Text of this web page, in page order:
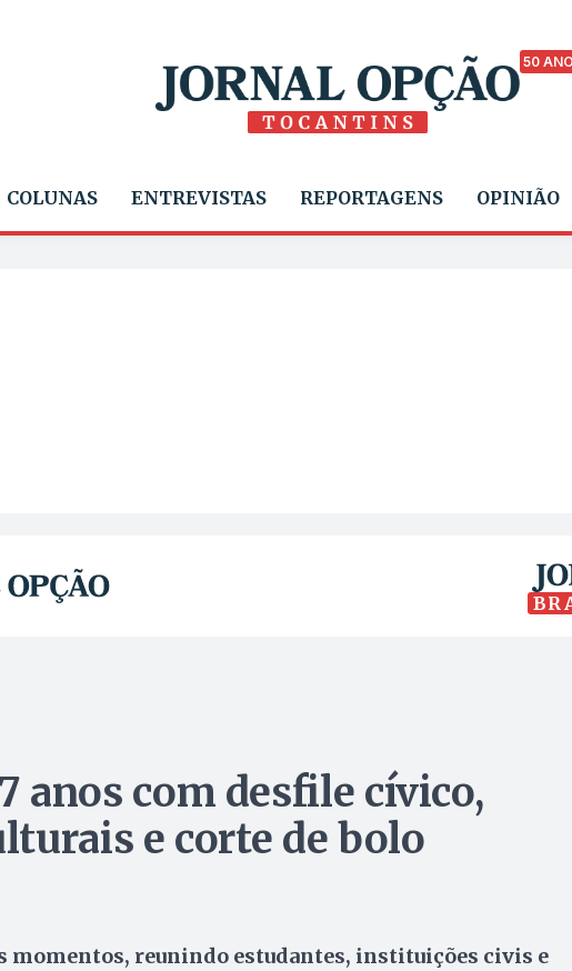
50
COLUNAS ENTREVISTAS REPORTAGENS OPINIÃO
anos com desfile cívico,
e corte de bolo
momentos, reunindo estudantes, instituições civis e